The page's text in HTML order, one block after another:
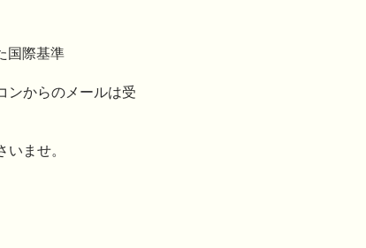
国際基準
ンからのメールは受
ませ。